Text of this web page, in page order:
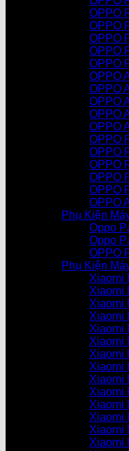
OPPO
OPPO
OPPO
OPPO
OPPO
OPPO
OPPO
OPPO
OPPO
OPPO
OPPO
OPPO
OPPO
OPPO
OPPO
OPPO
Phụ Kiện
Oppo
Oppo
OPPO
Phụ Kiện
Xiaomi
Xiaomi
Xiaomi
Xiaomi
Xiaomi
Xiaomi
Xiaomi
Xiaomi
Xiaomi
Xiaomi
Xiaomi
Xiaomi
Xiaomi
Xiaomi